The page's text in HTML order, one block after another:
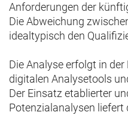
Anforderungen der
Die Abweichung
idealtypisch den
Die Analyse erfolgt in
digitalen Analysetools
Der Einsatz etablierter
Potenzialanalysen liefert